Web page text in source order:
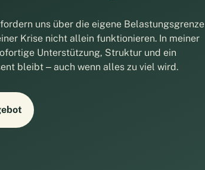
uns über die eigene Belastungsgrenze
Krise nicht allein funktionieren. In meiner
Unterstützung, Struktur und ein
bleibt – auch wenn alles zu viel wird.